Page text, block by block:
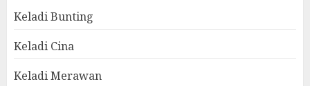
Keladi Bunting
Keladi Cina
Keladi Merawan